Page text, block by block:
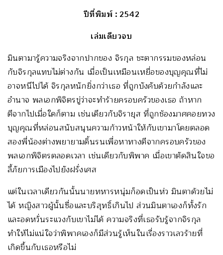
ปีที่พิมพ์ : 2542
เล่มเดียวจบ
มินตามารู้ความจริงจากปากของ จิรกุล ชะตากรรมของหล่อน
กับจิรกุลแทบไม่ต่างกัน เมื่อเป็นเหมือนเหยื่อของบุญคุณที่ไม่
อาจหนีไปได้ จิรกุลหนักยิ่งกว่าเธอ ที่ถูกบังคับด้วยกำลังและ
อำนาจ พลเอกพิจิตรขู่ว่าจะทำร้ายครอบครัวของเธอ ถ้าหาก
ตีจากไปเมื่อใดก็ตาม เช่นเดียวกับจิรายุส ที่ถูกช้องมาศคอยทวง
บุญคุณที่หล่อนสนับสนุนความก้าวหน้าให้กับเขามาโดยตลอด
สองพี่น้องต่างพยายามดิ้นรนเพื่อหาทางตีจากครอบครัวของ
พลเอกพิจิตรตลอดเวลา เช่นเดียวกับพิพาค เมื่อเขาตัดสินใจขอ
ลี้ภัยการเมืองไปยังฝรั่งเศส
แต่ในเวลาเดียวกันนั้นนายทหารหนุ่มก็อดเป็นห่ว มินตาด้วยไม่
ได้ หญิงสาวผู้นั้นซื่อและบริสุทธิ์เกินไป ส่วนมินตาเองก็ทั้งรัก
และอดหวั่นระแวงกับเขาไม่ได้ ความจริงที่เธอรับรู้จากจิรกุล
ทำให้ไม่แน่ใจว่าพิพาคเองก็มีส่วนรู้เห็นในเรื่องราวเลวร้ายที่
เกิดขึ้นกับเธอหรือไม่